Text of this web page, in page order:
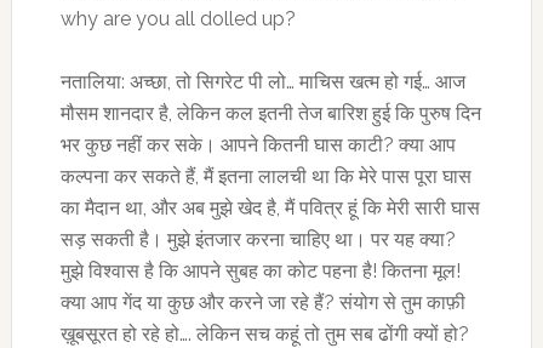
why are you all dolled up?
नतालिया: अच्छा, तो सिगरेट पी लो… माचिस खत्म हो गई… आज
मौसम शानदार है, लेकिन कल इतनी तेज बारिश हुई कि पुरुष दिन
भर कुछ नहीं कर सके। आपने कितनी घास काटी? क्या आप
कल्पना कर सकते हैं, मैं इतना लालची था कि मेरे पास पूरा घास
का मैदान था, और अब मुझे खेद है, मैं पवित्र हूं कि मेरी सारी घास
सड़ सकती है। मुझे इंतजार करना चाहिए था। पर यह क्या?
मुझे विश्वास है कि आपने सुबह का कोट पहना है! कितना मूल!
क्या आप गेंद या कुछ और करने जा रहे हैं? संयोग से तुम काफ़ी
ख़ूबसूरत हो रहे हो…. लेकिन सच कहूं तो तुम सब ढोंगी क्यों हो?